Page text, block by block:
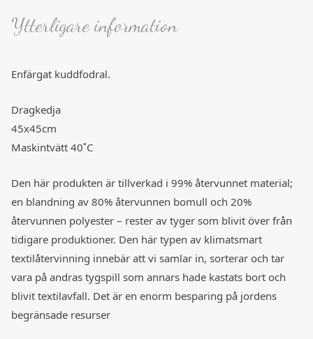
Ytterligare information
Enfärgat kuddfodral.
Dragkedja
45x45cm
Maskintvätt 40˚C
Den här produkten är tillverkad i 99% återvunnet material;
en blandning av 80% återvunnen bomull och 20%
återvunnen polyester – rester av tyger som blivit över från
tidigare produktioner. Den här typen av klimatsmart
textilåtervinning innebär att vi samlar in, sorterar och tar
vara på andras tygspill som annars hade kastats bort och
blivit textilavfall. Det är en enorm besparing på jordens
begränsade resurser